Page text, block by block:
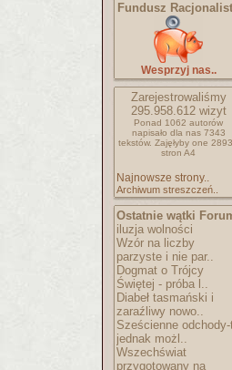
Fundusz
Wesprzyj nas..
Zarejestrowaliśmy
295.958.612wizyt
Ponad 1062 autorów
napisało dla nas 7343
tekstów. Zajęłyby one
stron A4
Najnowsze strony..
Archiwum streszczeń..
Ostatnie wątki
iluzja wolności
Wzór na liczby
parzyste i nie par..
Dogmat o Trójcy
Świętej - próba l..
Diabeł tasmański i
zaraźliwy nowo..
Sześcienne
jednak możl..
Wszechświat
przygotowany na